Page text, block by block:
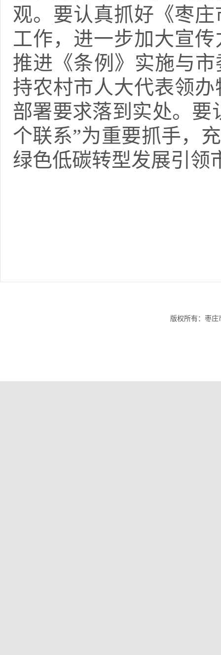
观。要认真抓好《枣
工作，进一步加大宣
推进《条例》实施与
持农村市人大代表领
部署要求落到实处。要
个联系”为重要抓手，
绿色低碳转型发展引领
版权所有：枣